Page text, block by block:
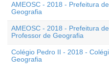
AMEOSC - 2018 - Prefeitura
Geografia
AMEOSC - 2018 - Prefeitura
Professor de Geografia
Colégio Pedro II - 2018 -
Geografia